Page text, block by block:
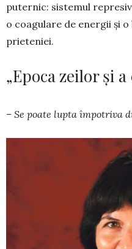
puternic: sistemul
o coagulare de energii și
prieteniei.
„Epoca zeilor și
– Se poate lupta